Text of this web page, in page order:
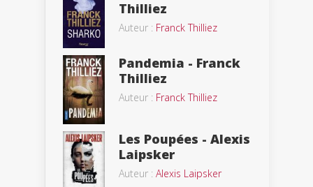
Thilliez
Auteur : Franck Thilliez
Pandemia - Franck
Thilliez
Auteur : Franck Thilliez
Les Poupées - Alexis
Laipsker
Auteur : Alexis Laipsker